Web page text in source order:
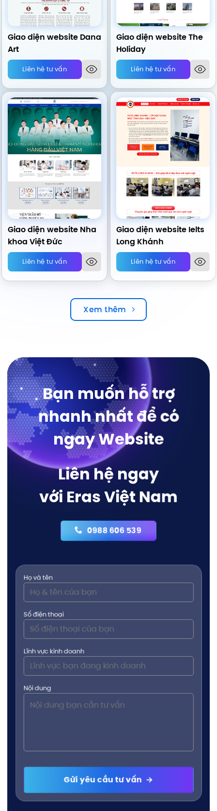
Giao diện website Dana
Art
Liên hệ tư vấn
Giao diện website The
Holiday
Liên hệ tư vấn
Giao diện website Nha
khoa Việt Đức
Liên hệ tư vấn
Giao diện website Ielts
Long Khánh
Liên hệ tư vấn
Xem thêm
Bạn muốn hỗ trợ
nhanh nhất để có
ngay Website
Liên hệ ngay
với Eras Việt Nam
0988 606 539
Họ và tên
Số điện thoại
Lĩnh vực kinh doanh
Nội dung